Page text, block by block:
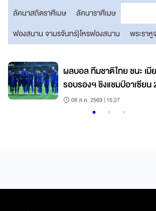
ลัคนาสถิตราศีเมษ
ลัคนาราศีเมษ
ฟองสนาน จามรจันทร์}โหรฟองสนาน
พระราหู
ผลบอล ทีมชาติไทย ชนะ เ
รอบรองฯ ชิงแชมป์อาเซียน
08 ส.ค. 2569 | 15:27